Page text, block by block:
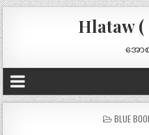
Hlataw
အော
POSTED
BLUE